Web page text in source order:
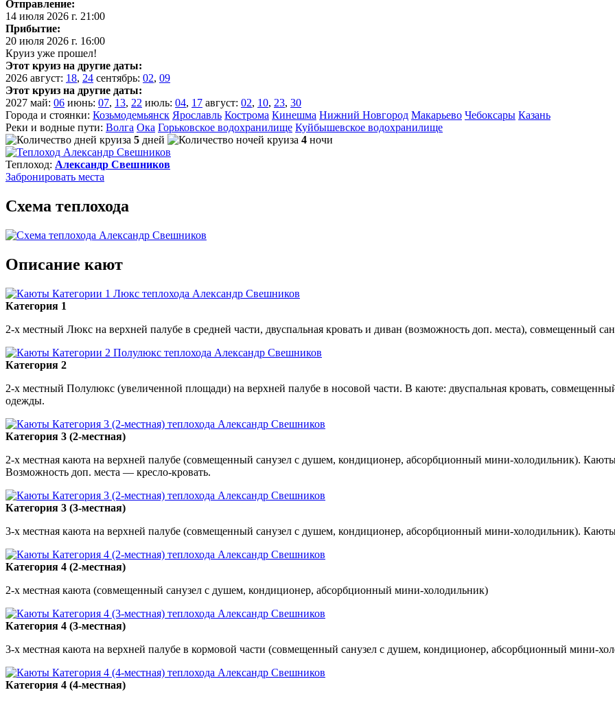
Отправление:
14 июля 2026 г. 21:00
Прибытие:
20 июля 2026 г. 16:00
Круиз уже прошел!
Этот круиз на другие даты:
2026 август: 18, 24 сентябрь: 02, 09
Этот круиз на другие даты:
2027 май: 06 июнь: 07, 13, 22 июль: 04, 17 август: 02, 10, 23, 30
Города и стоянки: Козьмодемьянск Ярославль Кострома Кинешма Нижний Новгород Макарьево Чебоксары Казань
Реки и водные пути: Волга Ока Горьковское водохранилище Куйбышевское водохранилище
5 дней 4 ночи
Теплоход: Александр Свешников
Забронировать места
Схема теплохода
Описание кают
Категория 1
2-х местный Люкс на верхней палубе в средней части, двуспальная кровать и диван (возможность доп. места), совмещенный
Категория 2
2-х местный Полулюкс (увеличенной площади) на верхней палубе в носовой части. В каюте: двуспальная кровать,
одежды.
Категория 3 (2-местная)
2-х местная каюта на верхней палубе (совмещенный санузел с душем, кондиционер, абсорбционный мини-холодильник).
Возможность доп. места — кресло-кровать.
Категория 3 (3-местная)
3-х местная каюта на верхней палубе (совмещенный санузел с душем, кондиционер, абсорбционный мини-холодильник).
Категория 4 (2-местная)
2-х местная каюта (совмещенный санузел с душем, кондиционер, абсорбционный мини-холодильник)
Категория 4 (3-местная)
3-х местная каюта на верхней палубе в кормовой части (совмещенный санузел с душем, кондиционер, абсорбционный мини-
Категория 4 (4-местная)